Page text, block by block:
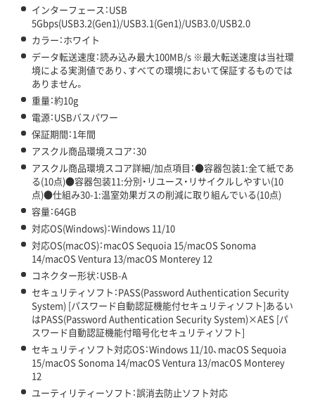
インターフェース：USB
5Gbps(USB3.2(Gen1)/USB3.1(Gen1)/USB3.0/USB2.0
カラー：ホワイト
データ転送速度：読み込み最大100MB/s ※最大転送速度は当社環
境による実測値であり、すべての環境において保証するものでは
ありません。
重量：約10g
電源：USBバスパワー
保証期間：1年間
アスクル商品環境スコア：30
アスクル商品環境スコア詳細/加点項目：●容器包装1:全て紙であ
る(10点)●容器包装11:分別・リユース・リサイクルしやすい(10
点)●仕組み30-1:温室効果ガスの削減に取り組んでいる(10点)
容量：64GB
対応OS(Windows)：Windows 11/10
対応OS(macOS)：macOS Sequoia 15/macOS Sonoma
14/macOS Ventura 13/macOS Monterey 12
コネクター形状：USB-A
セキュリティソフト：PASS(Password Authentication Security
System) [パスワード自動認証機能付セキュリティソフト]あるい
はPASS(Password Authentication Security System)×AES [パ
スワード自動認証機能付暗号化セキュリティソフト]
セキュリティソフト対応OS：Windows 11/10、macOS Sequoia
15/macOS Sonoma 14/macOS Ventura 13/macOS Monterey
12
ユーティリティーソフト：誤消去防止ソフト対応